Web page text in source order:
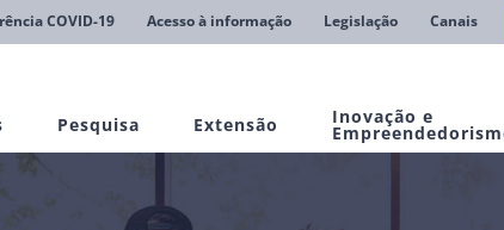
COVID-19 Acesso à informação Legislação Canais
Pesquisa Extensão Inovação e